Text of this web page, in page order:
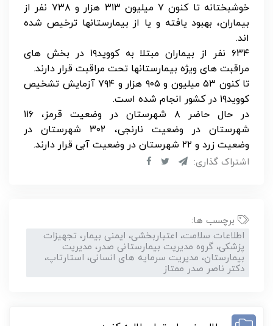
خوشبختانه تا کنون ۷ میلیون ۳۱۳ هزار و ۷۳۸ نفر از
بیماران، بهبود یافته و یا از بیمارستانها ترخیص شده
اند.
۶۳۴ نفر از بیماران مبتلا به کووید۱۹ در بخش های
مراقبت های ویژه بیمارستانها تحت مراقبت قرار دارند.
تا کنون ۵۳ میلیون و ۹۰۵ هزار و ۷۹۴ آزمایش تشخیص
کووید۱۹ در کشور انجام شده است.
در حال حاضر ۸ شهرستان در وضعیت قرمز، ۱۱۶
شهرستان در وضعیت نارنجی، ۳۰۲ شهرستان در
وضعیت زرد و ۲۲ شهرستان در وضعیت آبی قرار دارند.
اشتراک گذاری:
برچسب ها:
اطلاعات سلامت، اعتباربخشی، ایمنی بیمار، تجهیزات
پزشکی، گروه مدیریت بیمارستانی صدر، مدیریت
بیمارستان، مدیریت سرمایه های انسانی، استارتاپ،
دکتر ناصر صدر ممتاز